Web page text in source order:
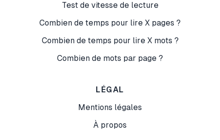
Test de vitesse de lecture
Combien de temps pour lire X pages ?
Combien de temps pour lire X mots ?
Combien de mots par page ?
LÉGAL
Mentions légales
À propos